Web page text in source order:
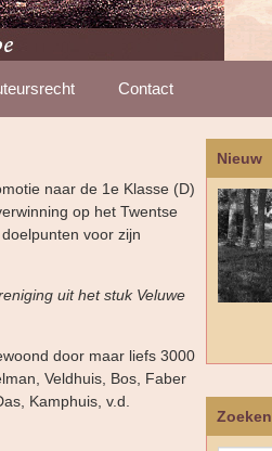
Contact
naar de 1e Klasse (D)
op het Twentse
voor zijn
uit het stuk Veluwe
door maar liefs 3000
Veldhuis, Bos, Faber
Kamphuis, v.d.
Nieuw
Zoeken